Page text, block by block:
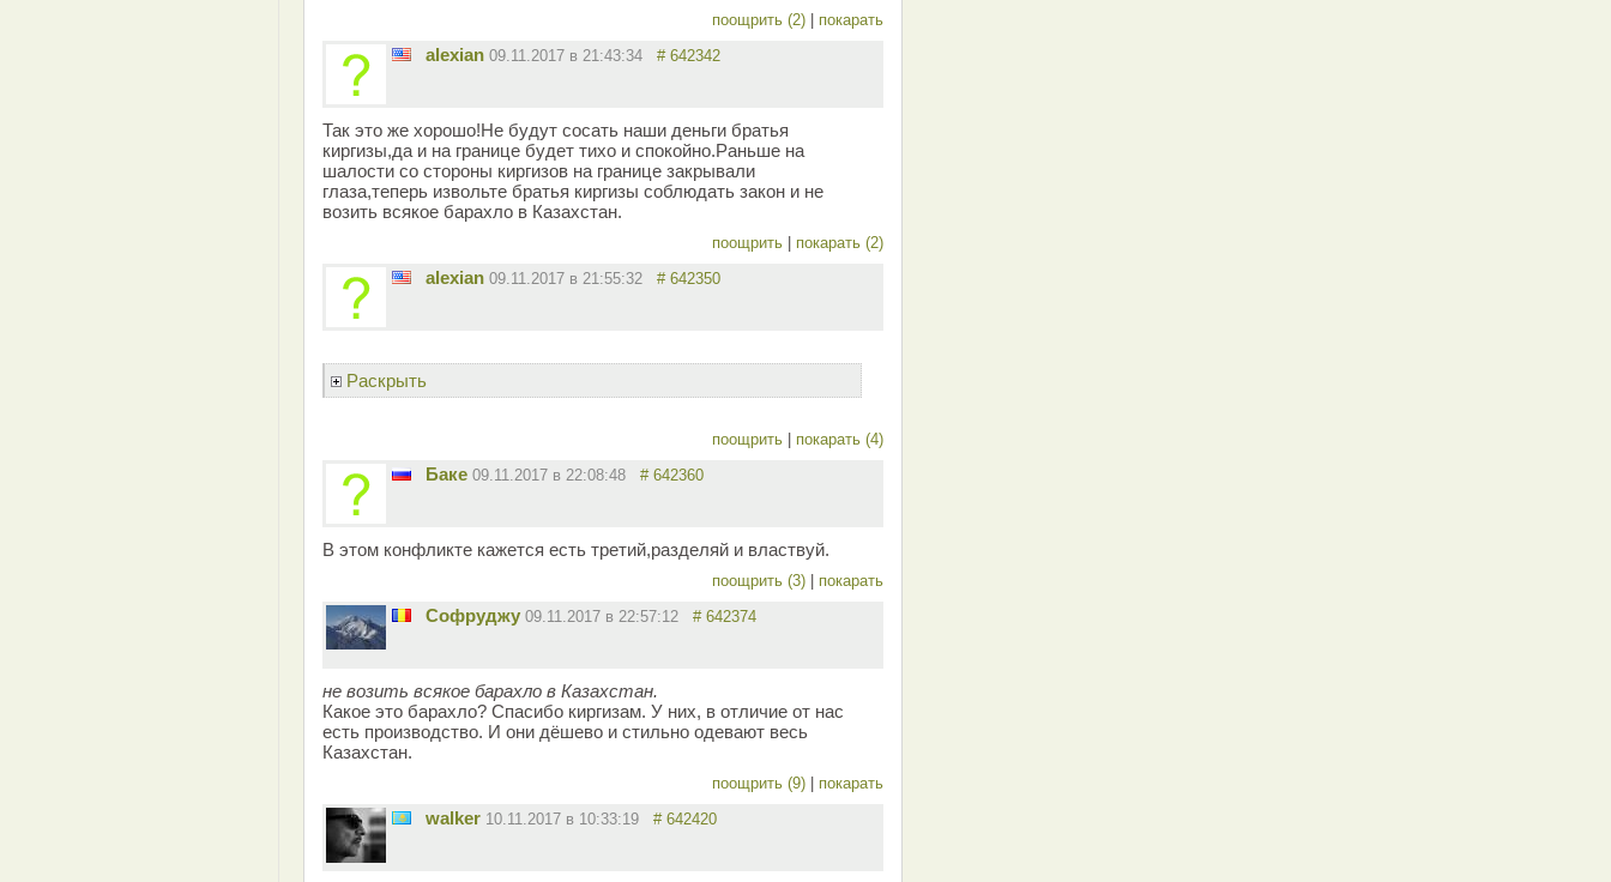
поощрить (2) покарать
alexian 09.11.2017 в 21:43:34 # 642342
Так это же хорошо!Не будут сосать наши деньги братья
киргизы,да и на границе будет тихо и спокойно.Раньше на
шалости со стороны киргизов на границе закрывали
глаза,теперь извольте братья киргизы соблюдать закон и не
возить всякое барахло в Казахстан.
поощрить покарать (2)
alexian 09.11.2017 в 21:55:32 # 642350
Раскрыть
поощрить покарать (4)
Баке 09.11.2017 в 22:08:48 # 642360
В этом конфликте кажется есть третий,разделяй и властвуй.
поощрить (3) покарать
Софруджу 09.11.2017 в 22:57:12 # 642374
не возить всякое барахло в Казахстан.
Какое это барахло? Спасибо киргизам. У них, в отличие от нас
есть производство. И они дёшево и стильно одевают весь
Казахстан.
поощрить (9) покарать
walker 10.11.2017 в 10:33:19 # 642420